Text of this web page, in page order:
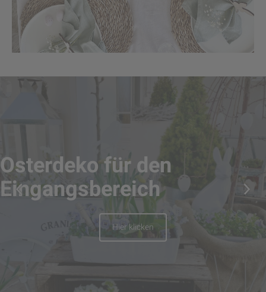
Osterdeko für den
Eingangsbereich
Hier klicken